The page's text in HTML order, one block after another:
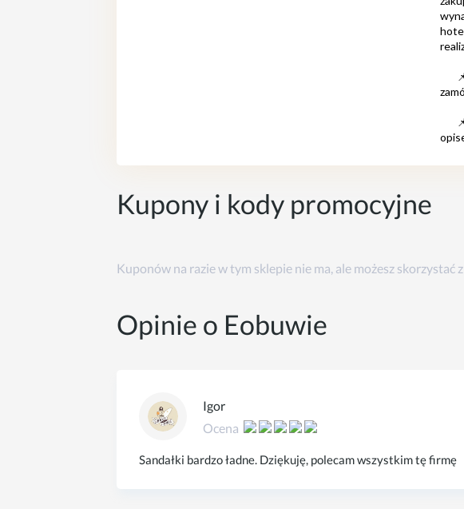
Kupony i kody promocyjne
Kuponów na razie w tym sklepie nie ma, ale możesz skorzystać z
Opinie o Eobuwie
Igor
Ocena
Sandałki bardzo ładne. Dziękuję, polecam wszystkim tę firmę